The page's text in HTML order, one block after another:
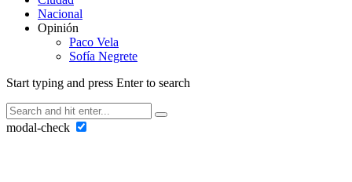
Nacional
Opinión
Paco Vela
Sofía Negrete
Start typing and press Enter to search
modal-check